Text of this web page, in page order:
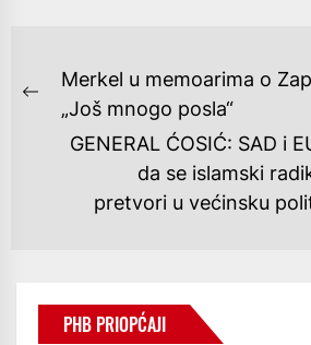
NAVIGACIJA
OBJAVA
Previous
Merkel u memoarima o
„Još mnogo posla“
GENERAL ĆOSIĆ: SAD i
da se islamski
pretvori u većinsku
PHB PRIOPĆAJI